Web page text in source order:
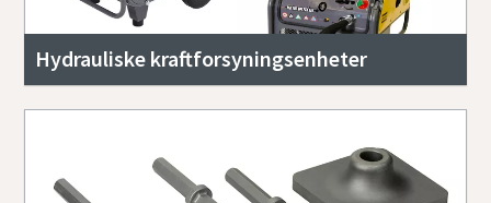
Hydrauliske kraftforsyningsenheter